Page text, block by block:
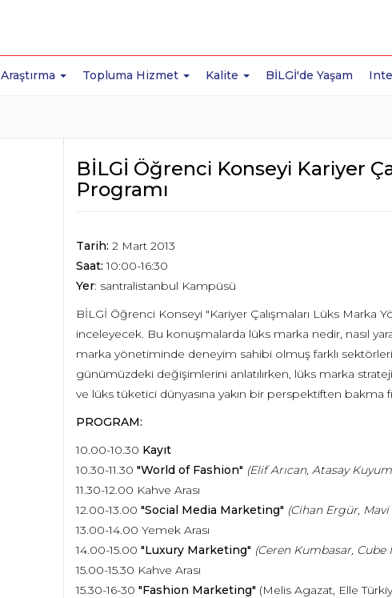
Araştırma Topluma Hizmet Kalite BİLGİ'de Yaşam
BİLGİ Öğrenci Konseyi Kariyer
Programı
Tarih: 2 Mart 2013
Saat: 10:00-16:30
Yer: santralistanbul Kampüsü
BİLGİ Öğrenci Konseyi "Kariyer Çalışmaları Lüks Marka
inceleyecek. Bu konuşmalarda lüks marka nedir, nasıl
marka yönetiminde deneyim sahibi olmuş farklı
günümüzdeki değişimlerini anlatılırken, lüks marka
ve lüks tüketici dünyasına yakın bir perspektiften bakma
PROGRAM:
10.00-10.30 Kayıt
10.30-11.30 "World of Fashion" (Elif Arıcan, Atasay
11.30-12.00 Kahve Arası
12.00-13.00 "Social Media Marketing" (Cihan Ergür,
13.00-14.00 Yemek Arası
14.00-15.00 "Luxury Marketing" (Ceren Kumbasar, Cube
15.00-15.30 Kahve Arası
15.30-16-30 "Fashion Marketing" (Melis Agazat, Elle